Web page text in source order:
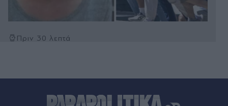
Πριν 30 λεπτά
Πριν 31 λεπτά